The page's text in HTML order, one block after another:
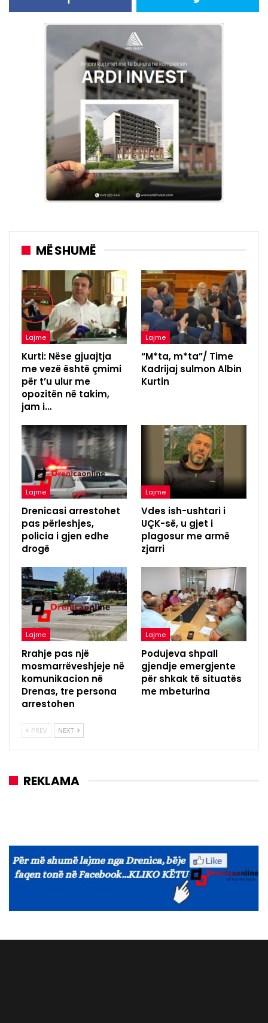
MË SHUMË
Lajme
Kurti: Nëse gjuajtja
me vezë është çmimi
për t’u ulur me
opozitën në takim,
jam i…
Lajme
“M*ta, m*ta”/ Time
Kadrijaj sulmon Albin
Kurtin
Lajme
Drenicasi arrestohet
pas përleshjes,
policia i gjen edhe
drogë
Lajme
Vdes ish-ushtari i
UÇK-së, u gjet i
plagosur me armë
zjarri
Lajme
Rrahje pas një
mosmarrëveshjeje në
komunikacion në
Drenas, tre persona
arrestohen
Lajme
Podujeva shpall
gjendje emergjente
për shkak të situatës
me mbeturina
PREV NEXT
REKLAMA